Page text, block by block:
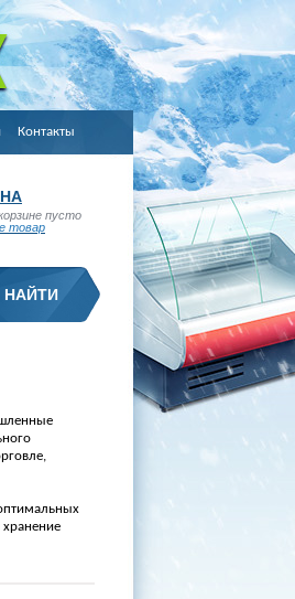
Контакты
пусто
товар